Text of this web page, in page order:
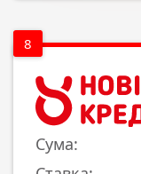
8
Сума: